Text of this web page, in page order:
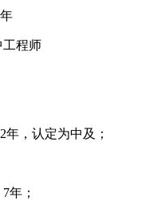
年
工程师
2年，认定为中 及 ；
7年；